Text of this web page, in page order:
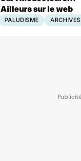
Ailleurs sur le web
PALUDISME ARCHIVES